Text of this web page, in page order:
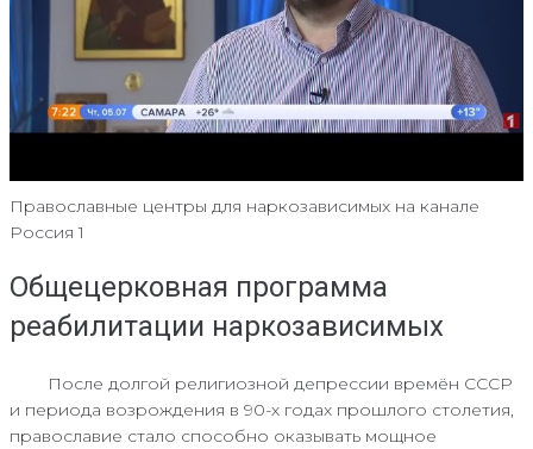
Православные центры для наркозависимых на канале
Россия 1
Общецерковная программа
реабилитации наркозависимых
После долгой религиозной депрессии времён СССР
и периода возрождения в 90-х годах прошлого столетия,
православие стало способно оказывать мощное